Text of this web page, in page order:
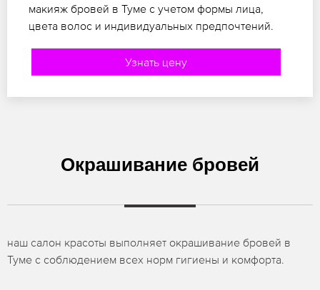
макияж бровей в Туме с учетом формы лица,
цвета волос и индивидуальных предпочтений.
Узнать цену
Окрашивание бровей
наш салон красоты выполняет окрашивание бровей в
Туме с соблюдением всех норм гигиены и комфорта.